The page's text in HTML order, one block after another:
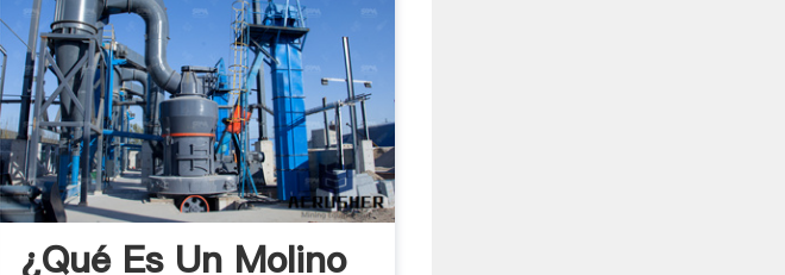
¿Qué Es Un Molino